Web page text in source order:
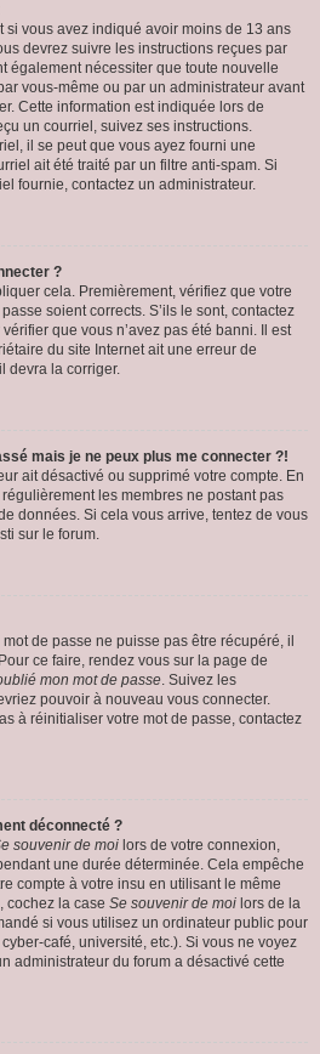
si vous avez indiqué avoir moins de 13 ans
devrez suivre les instructions reçues par
également nécessiter que toute nouvelle
vous-même ou par un administrateur avant
Cette information est indiquée lors de
un courriel, suivez ses instructions.
il se peut que vous ayez fourni une
ait été traité par un filtre anti-spam. Si
fournie, contactez un administrateur.
?
cela. Premièrement, vérifiez que votre
soient corrects. S’ils le sont, contactez
que vous n’avez pas été banni. Il est
du site Internet ait une erreur de
devra la corriger.
mais je ne peux plus me connecter ?!
ait désactivé ou supprimé votre compte. En
les membres ne postant pas
données. Si cela vous arrive, tentez de vous
sur le forum.
de passe ne puisse pas être récupéré, il
ce faire, rendez vous sur la page de
mon mot de passe. Suivez les
pouvoir à nouveau vous connecter.
à réinitialiser votre mot de passe, contactez
déconnecté ?
souvenir de moi lors de votre connexion,
une durée déterminée. Cela empêche
compte à votre insu en utilisant le même
cochez la case Se souvenir de moi lors de la
si vous utilisez un ordinateur public pour
café, université, etc.). Si vous ne voyez
administrateur du forum a désactivé cette